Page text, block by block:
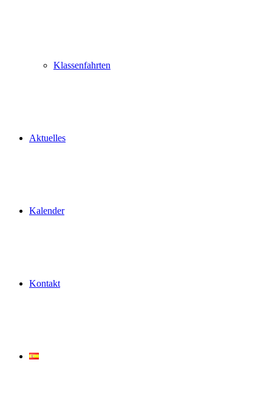
Klassenfahrten
Aktuelles
Kalender
Kontakt